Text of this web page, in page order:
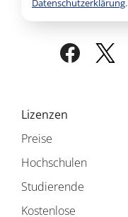
Lizenzen
Preise
Hochschulen
Studierende
Kostenlose
Datenschutzerklärung.